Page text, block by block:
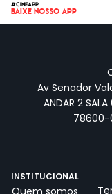
#CINEAPP
BAIXE NOSSO APP
Av Senador
ANDAR 2
78600-
INSTITUCIONAL
Quem somos